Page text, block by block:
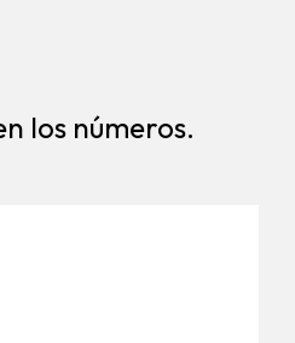
los números.